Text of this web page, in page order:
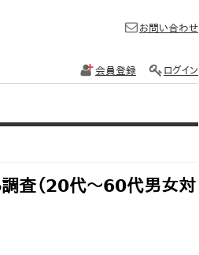
お問い合わせ
会員登録 ログイン
る調査（20代～60代男女対